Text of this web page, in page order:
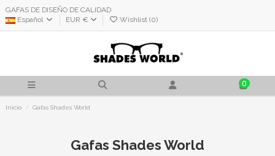
GAFAS DE DISEÑO DE CALIDAD
Español
EUR € Wishlist (0)
0
Inicio Gafas Shades World
Gafas Shades World